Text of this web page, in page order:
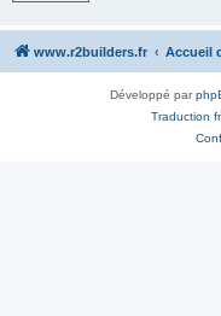
www.r2builders.fr Accueil
Développé par
Traduction